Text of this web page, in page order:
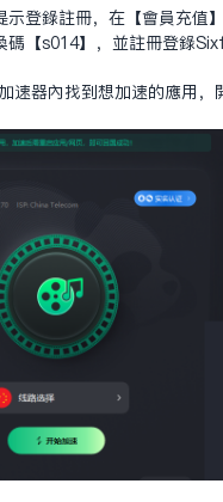
示登录注册，在【会员充值
码【s014】，并注册登录
速器内找到想加速的应用，